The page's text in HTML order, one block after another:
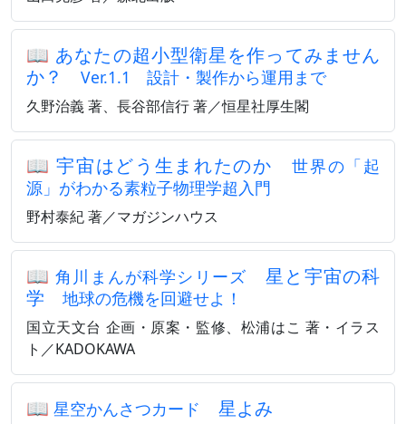
📖 あなたの超小型衛星を作ってみません
か？ Ver.1.1 設計・製作から運用まで
久野治義 著、長谷部信行 著／恒星社厚生閣
📖宇宙はどう生まれたのか世界の「起
源」がわかる素粒子物理学超入門
野村泰紀 著／マガジンハウス
📖角川まんが科学シリーズ
星と宇宙の科
学 地球の危機を回避せよ！
国立天文台 企画・原案・監修、松浦はこ 著・イラス
ト／KADOKAWA
📖 星空かんさつカード 星よみ